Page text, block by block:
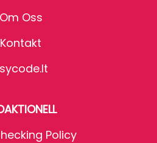
Om Oss
Kontakt
Policy